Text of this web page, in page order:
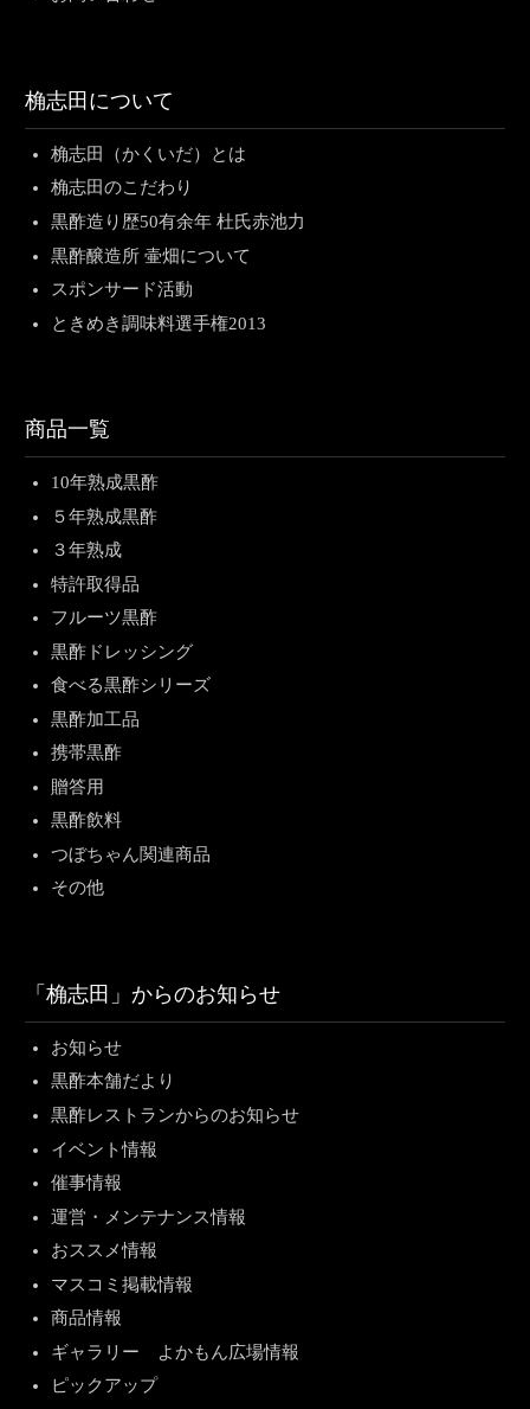
桷志田について
桷志田（かくいだ）とは
桷志田のこだわり
黒酢造り歴50有余年 杜氏赤池力
黒酢醸造所 壷畑について
スポンサード活動
ときめき調味料選手権2013
商品一覧
10年熟成黒酢
５年熟成黒酢
３年熟成
特許取得品
フルーツ黒酢
黒酢ドレッシング
食べる黒酢シリーズ
黒酢加工品
携帯黒酢
贈答用
黒酢飲料
つぼちゃん関連商品
その他
「桷志田」からのお知らせ
お知らせ
黒酢本舗だより
黒酢レストランからのお知らせ
イベント情報
催事情報
運営・メンテナンス情報
おススメ情報
マスコミ掲載情報
商品情報
ギャラリー よかもん広場情報
ピックアップ